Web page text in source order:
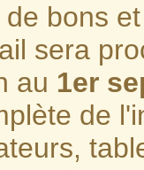
bons
sera
au 1er
de